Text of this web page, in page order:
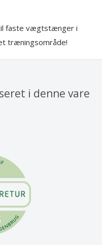
faste vægtstænger i
træningsområde!
i denne vare